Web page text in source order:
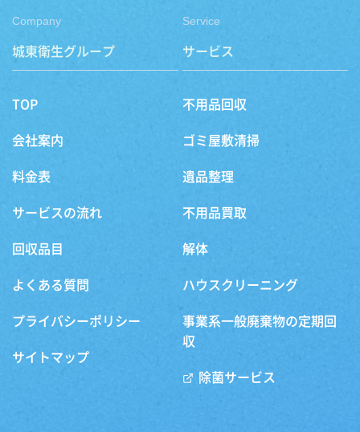
Company
城東衛生グループ
TOP
会社案内
料金表
サービスの流れ
回収品目
よくある質問
プライバシーポリシー
サイトマップ
Service
サービス
不用品回収
ゴミ屋敷清掃
遺品整理
不用品買取
解体
ハウスクリーニング
事業系一般廃棄物の定期回
収
除菌サービス